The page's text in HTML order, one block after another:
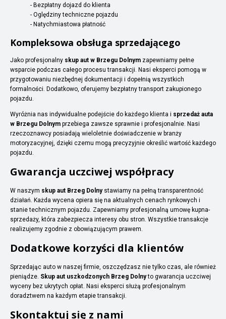
- Bezpłatny dojazd do klienta
- Oględziny techniczne pojazdu
- Natychmiastowa płatność
Kompleksowa obsługa sprzedającego
Jako profesjonalny skup aut w Brzegu Dolnym zapewniamy pełne
wsparcie podczas całego procesu transakcji. Nasi eksperci pomogą w
przygotowaniu niezbędnej dokumentacji i dopełnią wszystkich
formalności. Dodatkowo, oferujemy bezpłatny transport zakupionego
pojazdu.
Wyróżnia nas indywidualne podejście do każdego klienta i sprzedaż auta
w Brzegu Dolnym przebiega zawsze sprawnie i profesjonalnie. Nasi
rzeczoznawcy posiadają wieloletnie doświadczenie w branży
motoryzacyjnej, dzięki czemu mogą precyzyjnie określić wartość każdego
pojazdu.
Gwarancja uczciwej współpracy
W naszym skup aut Brzeg Dolnystawiamy na pełną transparentność
działań. Każda wycena opiera się na aktualnych cenach rynkowych i
stanie technicznym pojazdu. Zapewniamy profesjonalną umowę kupna-
sprzedaży, która zabezpiecza interesy obu stron. Wszystkie transakcje
realizujemy zgodnie z obowiązującym prawem.
Dodatkowe korzyści dla klientów
Sprzedając auto w naszej firmie, oszczędzasz nie tylko czas, ale również
pieniądze. Skup aut uszkodzonych Brzeg Dolnyto gwarancja uczciwej
wyceny bez ukrytych opłat. Nasi eksperci służą profesjonalnym
doradztwem na każdym etapie transakcji.
Skontaktuj się z nami